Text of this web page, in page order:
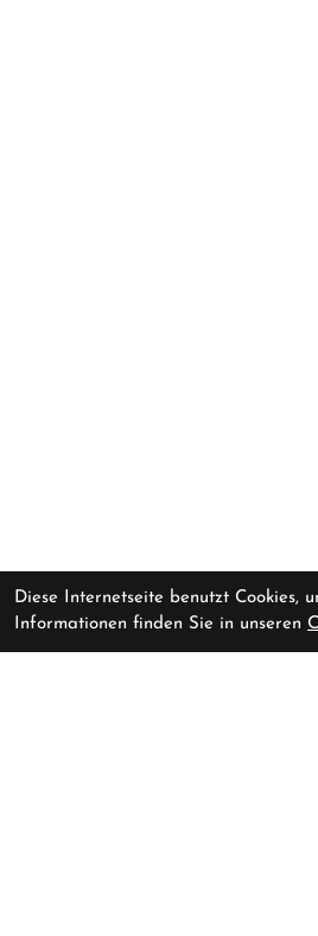
Diese Internetseite benutzt Cookies,
Informationen finden Sie in unseren